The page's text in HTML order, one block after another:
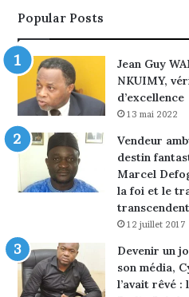
Popular Posts
Jean Guy
NKUIMY,
d’excellence
13 mai 2022
Vendeur
destin
Marcel
la foi et le
12 juillet 2017
Devenir un
son média,
l’avait rêvé